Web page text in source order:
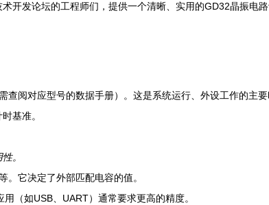
开发论坛的工程师们，提供一个清晰、实用的GD32晶振电路
阅对应型号的数据手册）。这是系统运行、外设工作的主要
基准。
。
。它决定了外部匹配电容的值。
（如USB、UART）通常要求更高的精度。